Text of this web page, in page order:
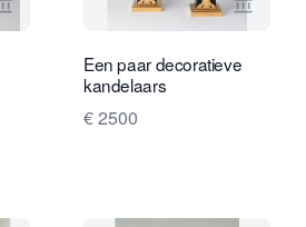
Bekijk verkoperspagina van Limburg
Bekijk
Een paar decoratieve
kandelaars
€ 2500